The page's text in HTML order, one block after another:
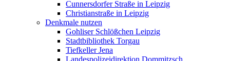
Cunnersdorfer Straße in Leipzig
Christianstraße in Leipzig
Denkmale nutzen
Gohliser Schlößchen Leipzig
Stadtbibliothek Torgau
Tiefkeller Jena
Landespolizeidirektion Dommitzsch